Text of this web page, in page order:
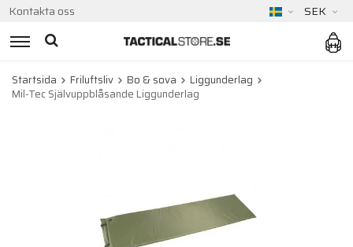
Kontakta oss SEK
Startsida Friluftsliv Bo & sova
Liggunderlag
Mil-Tec Självuppblåsande Liggunderlag